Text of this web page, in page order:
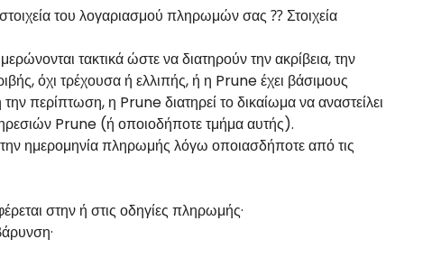
του λογαριασμού πληρωμών σας ⁇ Στοιχεία
τακτικά ώστε να διατηρούν την ακρίβεια, την
όχι τρέχουσα ή ελλιπής, ή η Prune έχει βάσιμους
περίπτωση, η Prune διατηρεί το δικαίωμα να αναστείλει
Prune (ή οποιοδήποτε τμήμα αυτής).
ημερομηνία πληρωμής λόγω οποιασδήποτε από τις
στην ή στις οδηγίες πληρωμής·